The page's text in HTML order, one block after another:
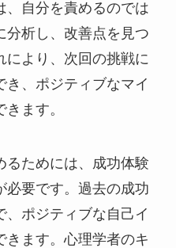
、自分を責めるのでは
分析し、改善点を見つ
により、次回の挑戦に
き、ポジティブなマイ
ます。
るためには、成功体験
必要です。過去の成功
ポジティブな自己イ
きます。心理学者のキ